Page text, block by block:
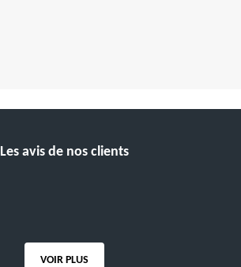
Les avis de nos clients
VOIR PLUS